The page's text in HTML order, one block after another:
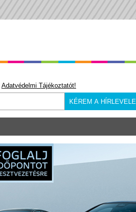
Adatvédelmi Tájékoztatót!